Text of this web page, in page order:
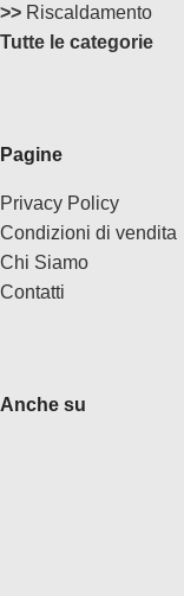
>> Riscaldamento
Tutte le categorie
Pagine
Privacy Policy
Condizioni di vendita
Chi Siamo
Contatti
Anche su